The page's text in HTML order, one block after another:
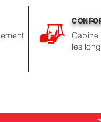
les